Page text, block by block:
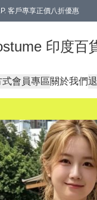
客戶專享正價八折優惠
印度百
式會員專區關於我們